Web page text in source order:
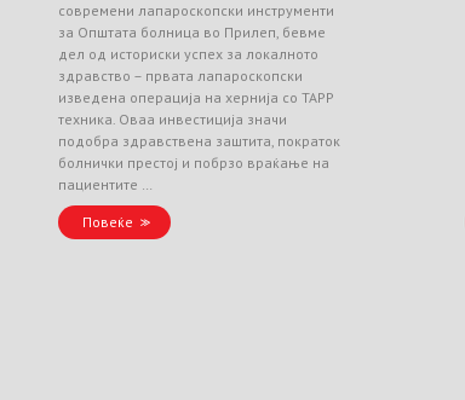
современи лапароскопски инструменти
за Општата болница во Прилеп, бевме
дел од историски успех за локалното
здравство – првата лапароскопски
изведена операција на хернија со TAPP
техника. Оваа инвестиција значи
подобра здравствена заштита, пократок
болнички престој и побрзо враќање на
пациентите …
Повеќе